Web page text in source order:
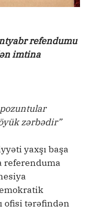
refendumu
imtina
zərbədir”
yaxşı başa
referenduma
ofisi tərəfindən